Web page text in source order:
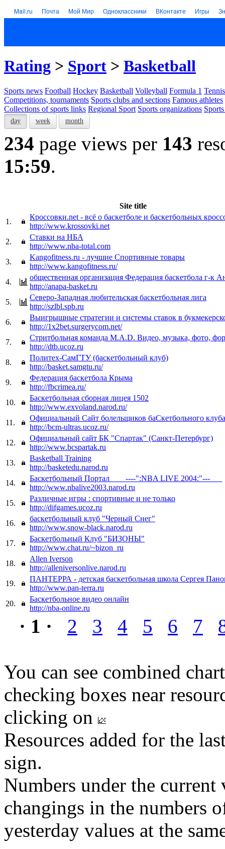
Mail.ru Почта Мой Мир Одноклассники ВКонтакте Игры
Rating > Sport > Basketball
Sports news Football Hockey Basketball Volleyball Formula 1 Tennis
Competitions, tournaments Sports clubs and sections Famous athletes
Collections of sports links Regional Sport Sports organizations
day week month
234 page views per 143
15:59.
Site title
1.
Кроссовки.net - всё о баскетболе и баскетбольных
http://www.krossovki.net
2.
Ставки на НБА
http://www.nba-total.com
3.
Kangofitness.ru - лучшие Спортивные товары
http://www.kangofitness.ru/
4.
общественная организация Федерация баскетбола г-к
http://anapa-basket.ru
5.
Северо-Западная любительская баскетбольная лига
http://szlbl.spb.ru
6.
Выигрышные стратегии и системы ставок в
http://1x2bet.surgerycom.net/
7.
Стритбольная команда M.A.D. Видео, музыка, фото,
http://dtb.ucoz.ru
8.
Политех-СамГТУ (баскетбольный клуб)
http://basket.samgtu.ru/
9.
Федерация баскетбола Крыма
http://fbcrimea.ru/
10.
Баскетбольная сборная лицея 1502
http://www.exvoland.narod.ru/
11.
Официальный Сайт болельщиков баСкетбольного
http://bcm-ultras.ucoz.ru/
12.
Официальный сайт БК "Спартак" (Санкт-Петербург)
http://www.bcspartak.ru
13.
Basketball Training
http://basketedu.narod.ru
14.
Баскетбольный Портал _ __----":NBA LIVE 2004:"---___
http://www.nbalive2003.narod.ru
15.
Различные игры : спортивные и не только
http://difgames.ucoz.ru
16.
баскетбольный клуб "Черный Снег"
http://www.snow-black.narod.ru
17.
Баскетбольный Клуб "БИЗОНЫ"
http://www.chat.ru/~bizon_ru
18.
Allen Iverson
http://alleniversonlive.narod.ru
19.
ПАНТЕРРА - детская баскетбольная школа Сергея
http://www.pan-terra.ru
20.
Баскетбольное видео онлайн
http://nba-online.ru
· 1 · 2 3 4 5 6 7
You can see combined
checking boxes near
clicking on
Resources added for the
sign.
Numbers under the
changings in the numbers
yesterday values at the